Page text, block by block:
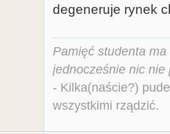
degeneruje rynek
Pamięć studenta
jednocześnie nic nie
- Kilka(naście?)
wszystkimi rządzić.